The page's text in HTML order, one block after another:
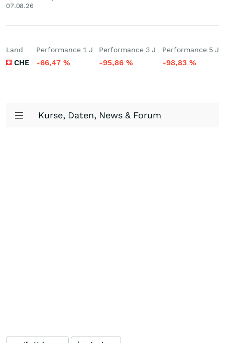
07.08.26
Land
CHE
Performance 1 J
-66,47 %
Performance 3 J
-95,86%
Performance 5 J
-98,83 %
Kurse, Daten, News & Forum